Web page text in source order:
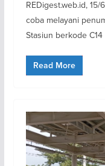
REDigest.web.id,
coba melayani
Stasiun berkode
Read More